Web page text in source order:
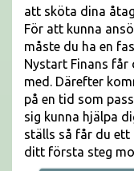
att sköta dina
För att kunna
måste du ha en
Nystart Finans får
med. Därefter
på en tid som
sig kunna hjälpa
ställs så får du
ditt första steg